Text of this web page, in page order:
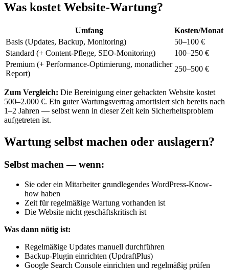
Was kostet Website-Wartung?
Umfang
Kosten/Monat
Basis (Updates, Backup, Monitoring)
50–100 €
Standard (+ Content-Pflege, SEO-Monitoring)
100–250 €
Premium (+ Performance-Optimierung, monatlicher
Report)
250–500 €
Zum Vergleich: Die Bereinigung einer gehackten Website kostet
500–2.000 €. Ein guter Wartungsvertrag amortisiert sich bereits nach
1–2 Jahren — selbst wenn in dieser Zeit kein Sicherheitsproblem
aufgetreten ist.
Wartung selbst machen oder auslagern?
Selbst machen — wenn:
Sie oder ein Mitarbeiter grundlegendes WordPress-Know-
how haben
Zeit für regelmäßige Wartung vorhanden ist
Die Website nicht geschäftskritisch ist
Was dann nötig ist:
Regelmäßige Updates manuell durchführen
Backup-Plugin einrichten (UpdraftPlus)
Google Search Console einrichten und regelmäßig prüfen